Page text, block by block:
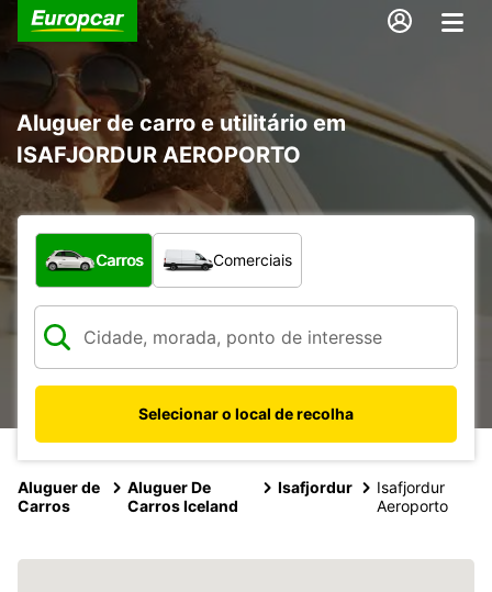
Aluguer de carro e utilitário em
ISAFJORDUR AEROPORTO
Que tipo de veículo pretende?
Carros Comerciais
Selecionar o local de recolha
Aluguer de
Carros
Aluguer De
Carros Iceland
Isafjordur
Isafjordur
Aeroporto